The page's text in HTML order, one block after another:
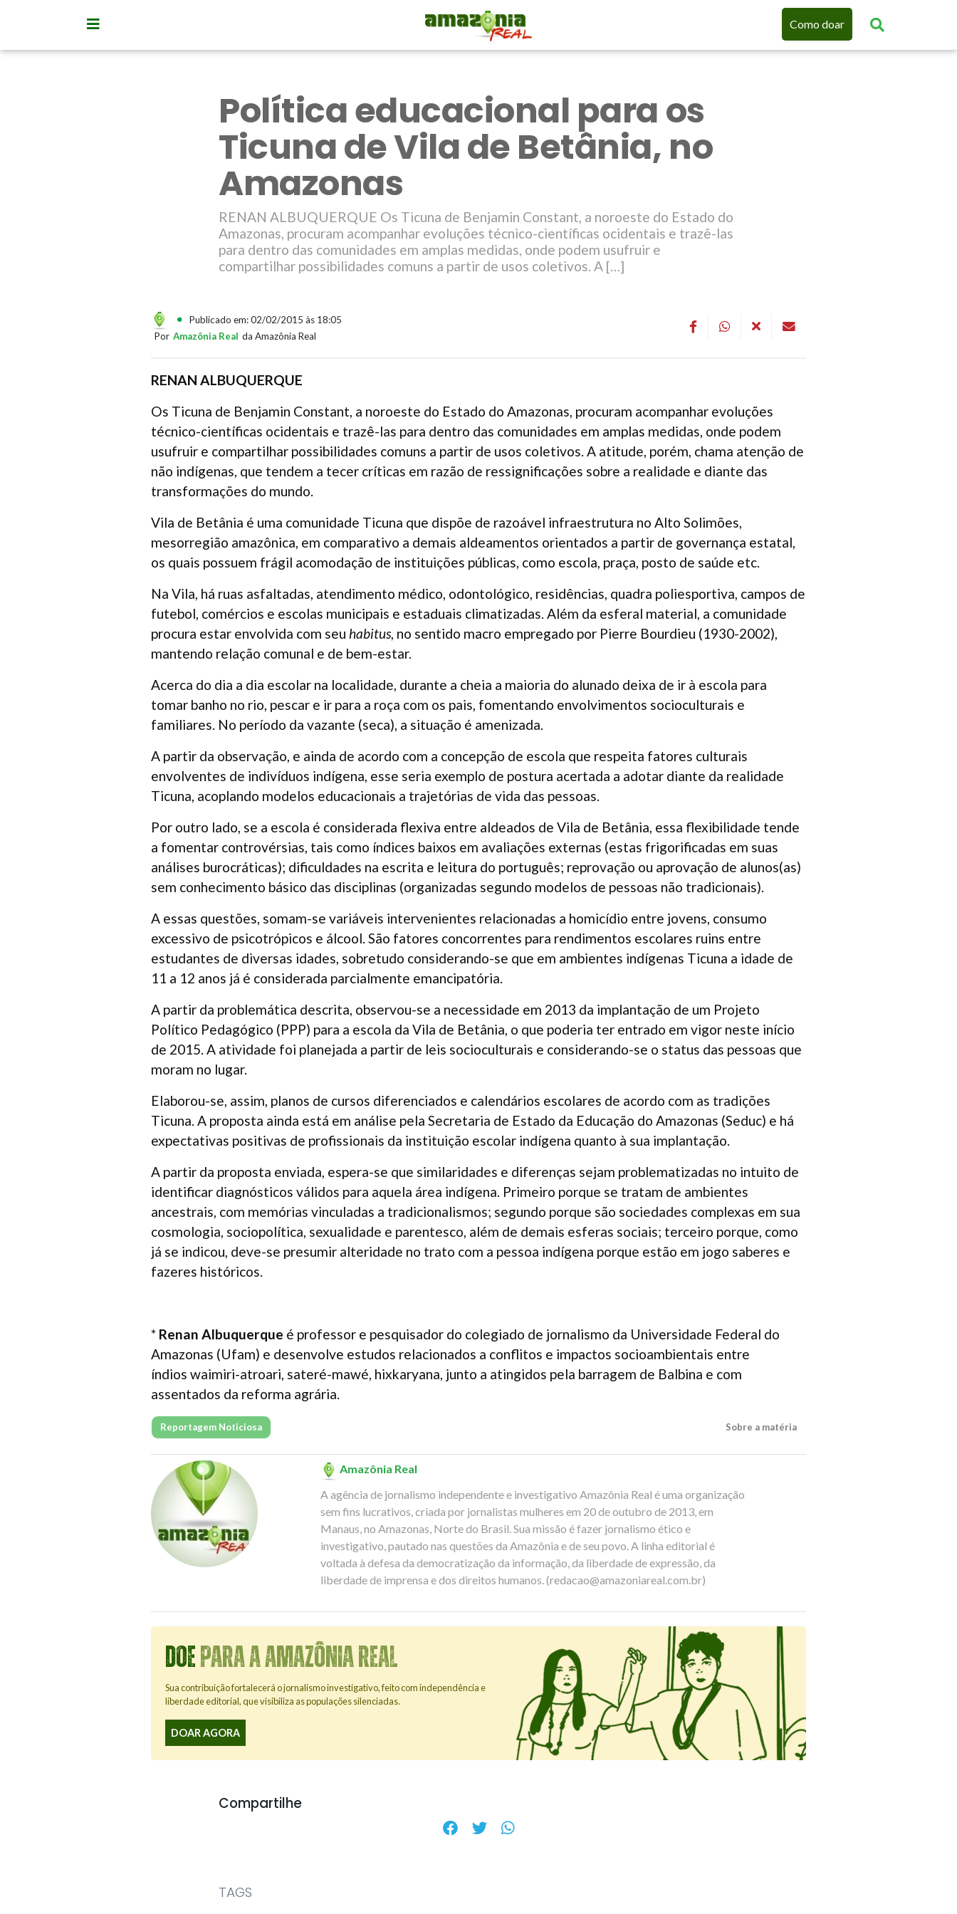
Como doar
Política educacional para os
Ticuna de Vila de Betânia, no
Amazonas
RENAN ALBUQUERQUE Os Ticuna de Benjamin Constant, a noroeste do Estado do
Amazonas, procuram acompanhar evoluções técnico-científicas ocidentais e trazê-las
para dentro das comunidades em amplas medidas, onde podem usufruir e
compartilhar possibilidades comuns a partir de usos coletivos. A […]
Publicado em: 02/02/2015 às 18:05
Por Amazônia Real da Amazônia Real
RENAN ALBUQUERQUE
Os Ticuna de Benjamin Constant, a noroeste do Estado do Amazonas, procuram acompanhar evoluções
técnico-científicas ocidentais e trazê-las para dentro das comunidades em amplas medidas, onde podem
usufruir e compartilhar possibilidades comuns a partir de usos coletivos. A atitude, porém, chama atenção de
não indígenas, que tendem a tecer críticas em razão de ressignificações sobre a realidade e diante das
transformações do mundo.
Vila de Betânia é uma comunidade Ticuna que dispõe de razoável infraestrutura no Alto Solimões,
mesorregião amazônica, em comparativo a demais aldeamentos orientados a partir de governança estatal,
os quais possuem frágil acomodação de instituições públicas, como escola, praça, posto de saúde etc.
Na Vila, há ruas asfaltadas, atendimento médico, odontológico, residências, quadra poliesportiva, campos de
futebol, comércios e escolas municipais e estaduais climatizadas. Além da esferal material, a comunidade
procura estar envolvida com seu habitus, no sentido macro empregado por Pierre Bourdieu (1930-2002),
mantendo relação comunal e de bem-estar.
Acerca do dia a dia escolar na localidade, durante a cheia a maioria do alunado deixa de ir à escola para
tomar banho no rio, pescar e ir para a roça com os pais, fomentando envolvimentos socioculturais e
familiares. No período da vazante (seca), a situação é amenizada.
A partir da observação, e ainda de acordo com a concepção de escola que respeita fatores culturais
envolventes de indivíduos indígena, esse seria exemplo de postura acertada a adotar diante da realidade
Ticuna, acoplando modelos educacionais a trajetórias de vida das pessoas.
Por outro lado, se a escola é considerada flexiva entre aldeados de Vila de Betânia, essa flexibilidade tende
a fomentar controvérsias, tais como índices baixos em avaliações externas (estas frigorificadas em suas
análises burocráticas); dificuldades na escrita e leitura do português; reprovação ou aprovação de alunos(as)
sem conhecimento básico das disciplinas (organizadas segundo modelos de pessoas não tradicionais).
A essas questões, somam-se variáveis intervenientes relacionadas a homicídio entre jovens, consumo
excessivo de psicotrópicos e álcool. São fatores concorrentes para rendimentos escolares ruins entre
estudantes de diversas idades, sobretudo considerando-se que em ambientes indígenas Ticuna a idade de
11 a 12 anos já é considerada parcialmente emancipatória.
A partir da problemática descrita, observou-se a necessidade em 2013 da implantação de um Projeto
Político Pedagógico (PPP) para a escola da Vila de Betânia, o que poderia ter entrado em vigor neste início
de 2015. A atividade foi planejada a partir de leis socioculturais e considerando-se o status das pessoas que
moram no lugar.
Elaborou-se, assim, planos de cursos diferenciados e calendários escolares de acordo com as tradições
Ticuna. A proposta ainda está em análise pela Secretaria de Estado da Educação do Amazonas (Seduc) e há
expectativas positivas de profissionais da instituição escolar indígena quanto à sua implantação.
A partir da proposta enviada, espera-se que similaridades e diferenças sejam problematizadas no intuito de
identificar diagnósticos válidos para aquela área indígena. Primeiro porque se tratam de ambientes
ancestrais, com memórias vinculadas a tradicionalismos; segundo porque são sociedades complexas em sua
cosmologia, sociopolítica, sexualidade e parentesco, além de demais esferas sociais; terceiro porque, como
já se indicou, deve-se presumir alteridade no trato com a pessoa indígena porque estão em jogo saberes e
fazeres históricos.
* Renan Albuquerque é professor e pesquisador do colegiado de jornalismo da Universidade Federal do
Amazonas (Ufam) e desenvolve estudos relacionados a conflitos e impactos socioambientais entre
índios waimiri-atroari, sateré-mawé, hixkaryana, junto a atingidos pela barragem de Balbina e com
assentados da reforma agrária.
Reportagem Noticiosa Sobre a matéria
Amazônia Real
A agência de jornalismo independente e investigativo Amazônia Real é uma organização
sem fins lucrativos, criada por jornalistas mulheres em 20 de outubro de 2013, em
Manaus, no Amazonas, Norte do Brasil. Sua missão é fazer jornalismo ético e
investigativo, pautado nas questões da Amazônia e de seu povo. A linha editorial é
voltada à defesa da democratização da informação, da liberdade de expressão, da
liberdade de imprensa e dos direitos humanos. (redacao@amazoniareal.com.br)
DOE PARA A AMAZÔNIA REAL
Sua contribuição fortalecerá o jornalismo investigativo, feito com independência e
liberdade editorial, que visibiliza as populações silenciadas.
DOAR AGORA
Compartilhe
TAGS